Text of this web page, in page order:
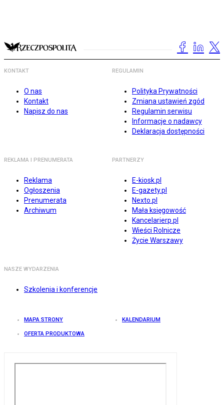
KONTAKT
O nas
Kontakt
Napisz do nas
REGULAMIN
Polityka Prywatności
Zmiana ustawień zgód
Regulamin serwisu
Informacje o nadawcy
Deklaracja dostępności
REKLAMA I PRENUMERATA
Reklama
Ogłoszenia
Prenumerata
Archiwum
PARTNERZY
E-kiosk.pl
E-gazety.pl
Nexto.pl
Mała księgowość
Kancelarierp.pl
Wieści Rolnicze
Życie Warszawy
NASZE WYDARZENIA
Szkolenia i konferencje
MAPA STRONY KALENDARIUM
OFERTA PRODUKTOWA